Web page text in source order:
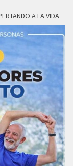
A LA VIDA